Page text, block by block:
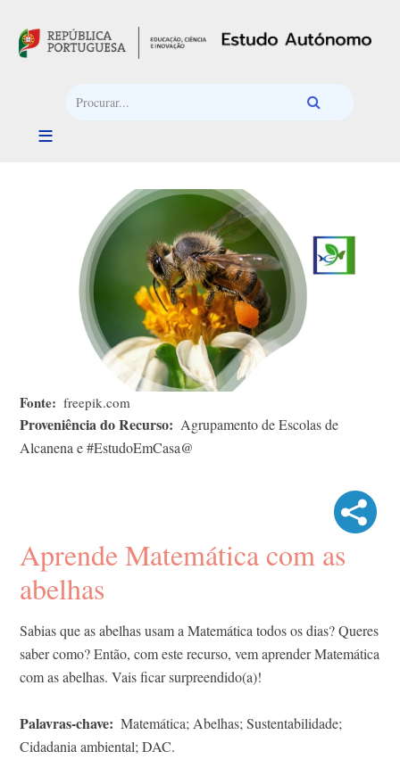
Fonte freepik.com
Proveniência do Recurso
Agrupamento de Escolas de
Alcanena e #EstudoEmCasa@
Aprende Matemática com as
abelhas
Sabias que as abelhas usam a Matemática todos os dias? Queres
saber como? Então, com este recurso, vem aprender Matemática
com as abelhas. Vais ficar surpreendido(a)!
Palavras-chave
Matemática; Abelhas; Sustentabilidade;
Cidadania ambiental; DAC.